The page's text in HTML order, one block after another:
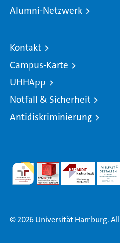
Alumni-Netzwerk
Kontakt
Campus-Karte
UHHApp
Notfall & Sicherheit
Antidiskriminierung
© 2026 Universität Hamburg.